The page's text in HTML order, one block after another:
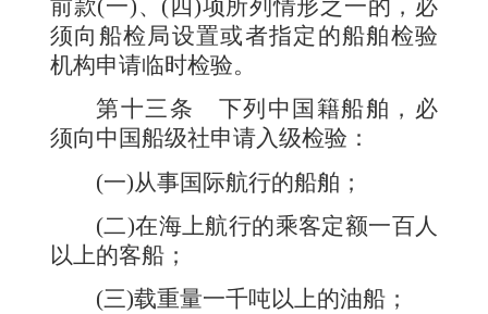
前款(一)、(四)项所列情形之一的，必
须向船检局设置或者指定的船舶检验
机构申请临时检验。
第十三条 下列中国籍船舶，必
须向中国船级社申请入级检验：
(一)从事国际航行的船舶；
(二)在海上航行的乘客定额一百人
以上的客船；
(三)载重量一千吨以上的油船；